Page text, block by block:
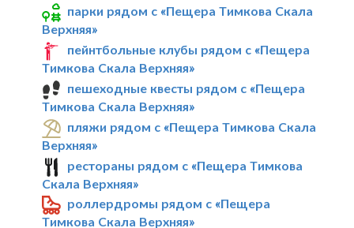
парки рядом с «Пещера Тимкова Скала
Верхняя»
пейнтбольные клубы рядом с «Пещера
Тимкова Скала Верхняя»
пешеходные квесты рядом с «Пещера
Тимкова Скала Верхняя»
пляжи рядом с «Пещера Тимкова Скала
Верхняя»
рестораны рядом с «Пещера Тимкова
Скала Верхняя»
роллердромы рядом с «Пещера
Тимкова Скала Верхняя»